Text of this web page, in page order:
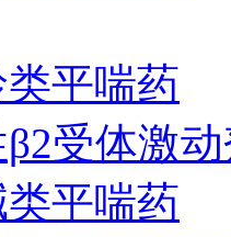
平喘药
受体激
平喘药